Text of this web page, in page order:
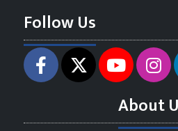
Follow Us
About